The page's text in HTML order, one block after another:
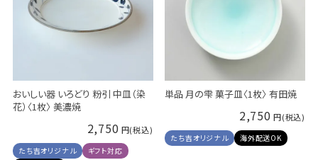
おいしい器 いろどり 粉引 中皿（染
花）〈1枚〉 美濃焼
2,750
たち吉オリジナル
ギフト対応
単品 月の雫 菓子皿〈1枚〉 有田焼
2,750
たち吉オリジナル 海外配送OK